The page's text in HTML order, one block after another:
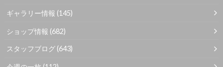
ギャラリー情報 (145)
ショップ情報 (682)
スタッフブログ (643)